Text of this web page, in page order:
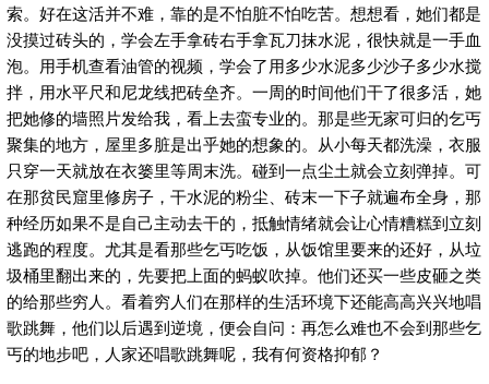
索。好在这活并不难，靠的是不怕脏不怕吃苦。想想看，她们都是
没摸过砖头的，学会左手拿砖右手拿瓦刀抹水泥，很快就是一手血
泡。用手机查看油管的视频，学会了用多少水泥多少沙子多少水搅
拌，用水平尺和尼龙线把砖垒齐。一周的时间他们干了很多活，她
把她修的墙照片发给我，看上去蛮专业的。那是些无家可归的乞丐
聚集的地方，屋里多脏是出乎她的想象的。从小每天都洗澡，衣服
只穿一天就放在衣篓里等周末洗。碰到一点尘土就会立刻弹掉。可
在那贫民窟里修房子，干水泥的粉尘、砖末一下子就遍布全身，那
种经历如果不是自己主动去干的，抵触情绪就会让心情糟糕到立刻
逃跑的程度。尤其是看那些乞丐吃饭，从饭馆里要来的还好，从垃
圾桶里翻出来的，先要把上面的蚂蚁吹掉。他们还买一些皮砸之类
的给那些穷人。看着穷人们在那样的生活环境下还能高高兴兴地唱
歌跳舞，他们以后遇到逆境，便会自问：再怎么难也不会到那些乞
丐的地步吧，人家还唱歌跳舞呢，我有何资格抑郁？